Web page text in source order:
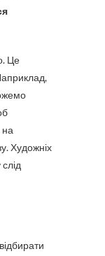
Це
на
Художніх